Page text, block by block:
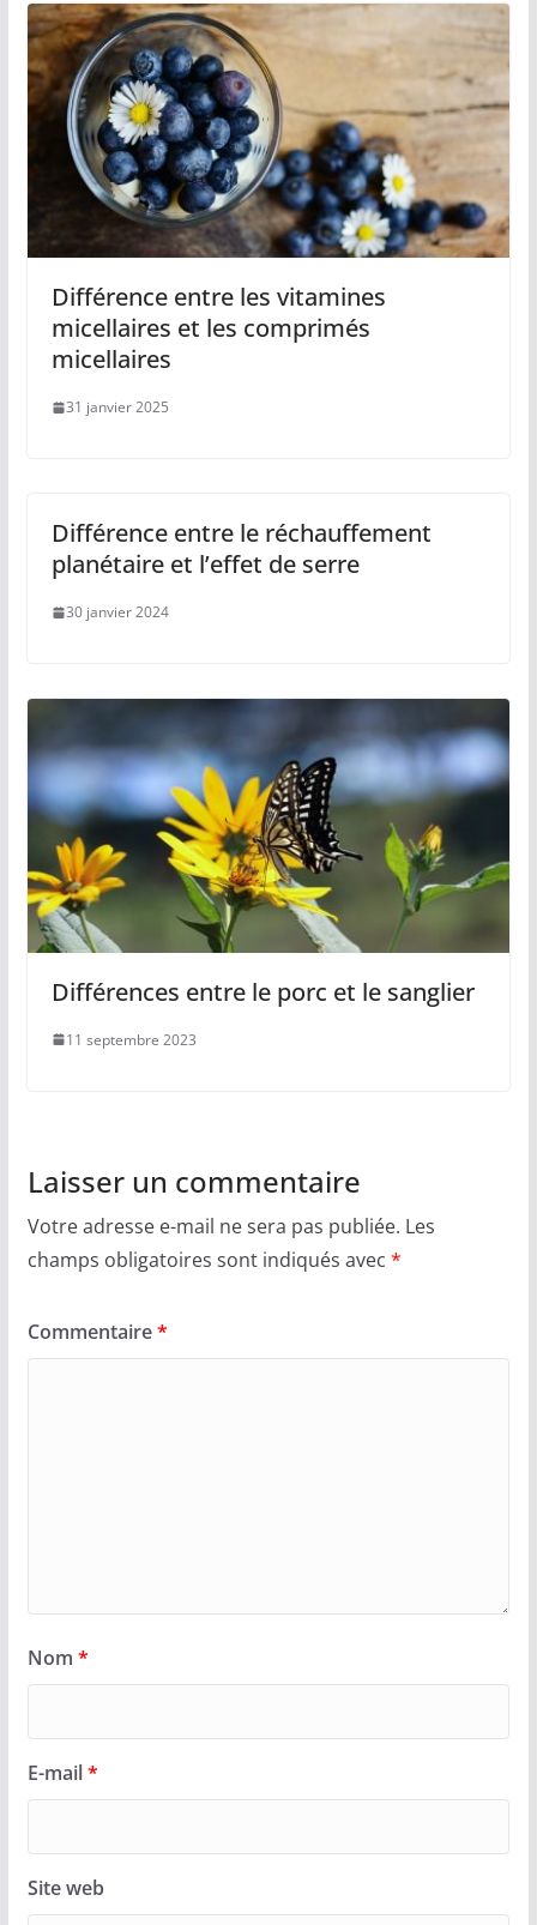
Différence entre les vitamines
micellaires et les comprimés
micellaires
31 janvier 2025
Différence entre le réchauffement
planétaire et l’effet de serre
30 janvier 2024
Différences entre le porc et le sanglier
11 septembre 2023
Laisser un commentaire
Votre adresse e-mail ne sera pas publiée. Les
champs obligatoires sont indiqués avec *
Commentaire*
Nom *
E-mail*
Site web